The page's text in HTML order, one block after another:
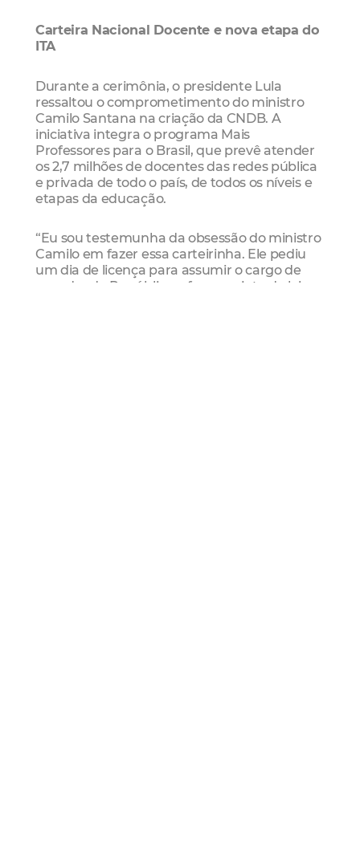
Carteira Nacional Docente e nova etapa do
ITA
Durante a cerimônia, o presidente Lula
ressaltou o comprometimento do ministro
Camilo Santana na criação da CNDB. A
iniciativa integra o programa Mais
Professores para o Brasil, que prevê atender
os 2,7 milhões de docentes das redes pública
e privada de todo o país, de todos os níveis e
etapas da educação.
“Eu sou testemunha da obsessão do ministro
Camilo em fazer essa carteirinha. Ele pediu
um dia de licença para assumir o cargo de
senador da República e fez o projeto de lei,